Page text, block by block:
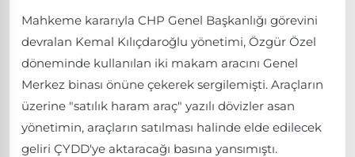
Mahkeme kararıyla CHP Genel Başkanlığı görevini
devralan Kemal Kılıçdaroğlu yönetimi, Özgür Özel
döneminde kullanılan iki makam aracını Genel
Merkez binası önüne çekerek sergilemişti. Araçların
üzerine "satılık haram araç" yazılı dövizler asan
yönetimin, araçların satılması halinde elde edilecek
geliri ÇYDD'ye aktaracağı basına yansımıştı.